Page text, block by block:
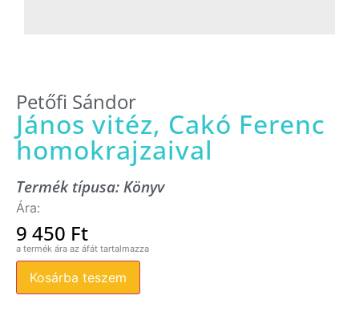
Petőfi Sándor
János vitéz, Cakó Ferenc
homokrajzaival
Termék típusa:Könyv
9 450 Ft
Kosárba teszem